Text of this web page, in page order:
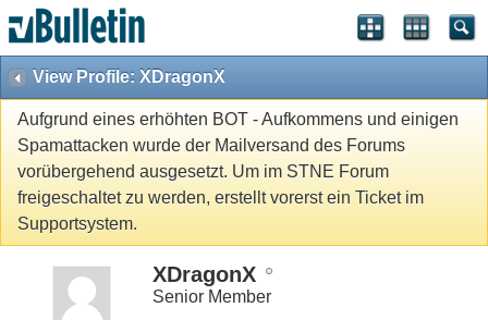
View Profile: XDragonX
Aufgrund eines erhöhten BOT - Aufkommens und einigen
Spamattacken wurde der Mailversand des Forums
vorübergehend ausgesetzt. Um im STNE Forum
freigeschaltet zu werden, erstellt vorerst ein Ticket im
Supportsystem.
XDragonX
Senior Member